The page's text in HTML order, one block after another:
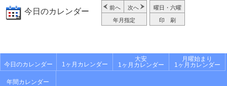
今日のカレンダー 前へ 次へ
年月指定
曜日・六曜
印 刷
今日のカレンダー 1ヶ月カレンダー
大安
1ヶ月カレンダー
月曜始まり
1ヶ月カレンダー
年間カレンダー